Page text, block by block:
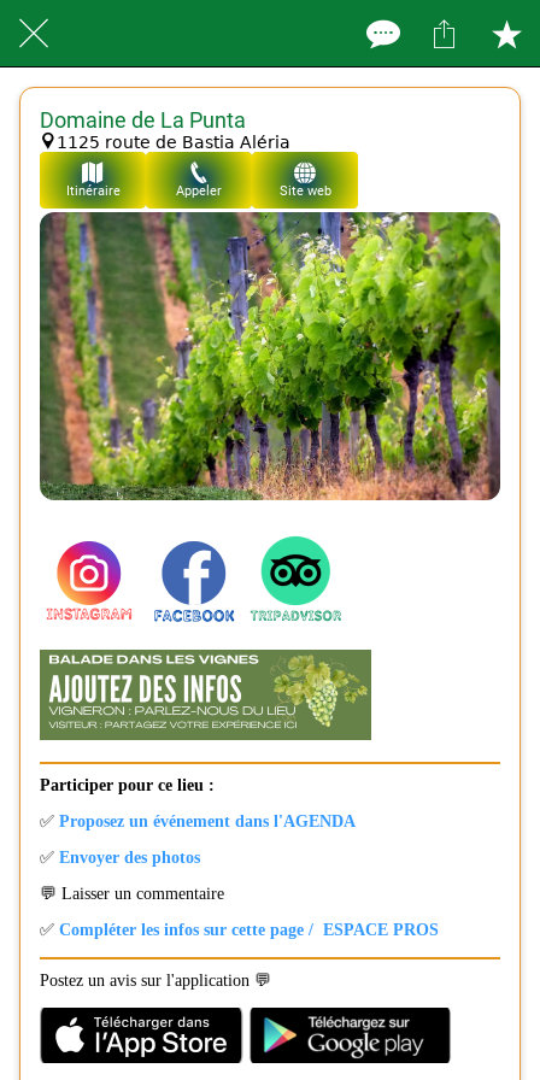
Domaine de La Punta
1125 route de Bastia Aléria
Itinéraire Appeler Site web
Participer pour ce lieu :
✅ Proposez un événement dans l'AGENDA
✅ Envoyer des photos
💬 Laisser un commentaire
✅ Compléter les infos sur cette page / ESPACE PROS
Postez un avis sur l'application 💬